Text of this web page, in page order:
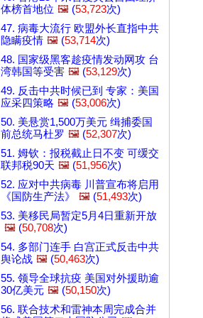
体榜首地位 🖼️ (53,723次)
47. 病毒大流行 欧盟外长直指中共
隐瞒疫情 🖼️ (53,714次)
48. 国家级黑客趁疫情发动网攻 台
湾韩国等受害 🖼️ (53,129次)
49. 反击中共时候已到 专家：美国
应采四策略 🖼️ (53,006次)
50. 美悬赏1,500万美元 缉捕委国
前总统马杜罗 🖼️ (52,307次)
51. 姆钦：报税截止日不变 可缓交
联邦税90天 🖼️ (51,956次)
52. 应对中共病毒 川普宣布将启用
《国防生产法》
🖼️ (51,493次)
53. 美移民局暂定5月4日重新开放
🖼️ (50,708次)
54. 多部门连手 白宫正式反击中共
舆论战 🖼️ (50,463次)
55. 领导全球抗疫 美国对外援助逾
30亿美元 🖼️ (50,150次)
56. 联合技术和雷神本周完成合并